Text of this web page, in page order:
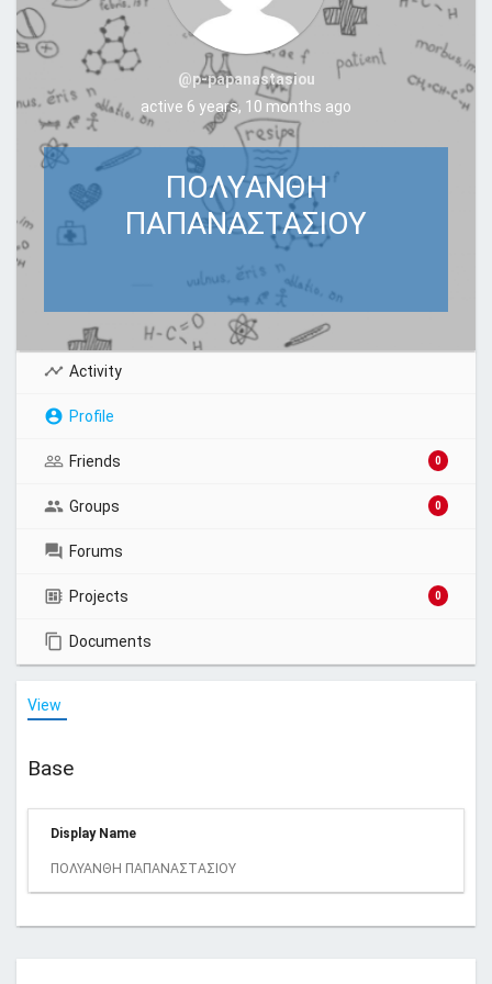
@p-papanastasiou
active 6 years, 10 months ago
ΠΟΛΥΑΝΘΗ
ΠΑΠΑΝΑΣΤΑΣΙΟΥ
Activity
Profile
Friends 0
Groups 0
Forums
Projects 0
Documents
View
Base
Display Name
ΠΟΛΥΑΝΘΗ ΠΑΠΑΝΑΣΤΑΣΙΟΥ